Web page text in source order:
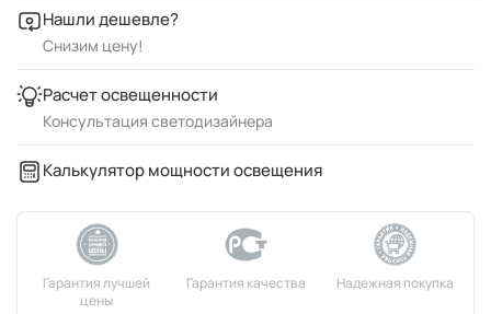
Нашли дешевле?
Снизим цену!
Расчет освещенности
Консультация светодизайнера
Калькулятор мощности освещения